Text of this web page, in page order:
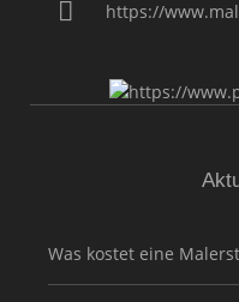
https://
Was kostet eine